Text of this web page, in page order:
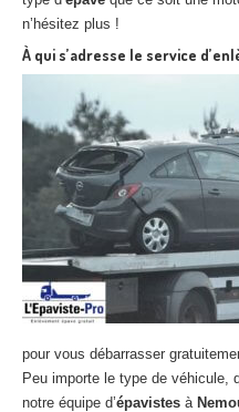
n’hésitez plus !
À qui s’adresse le service
pour vous débarrasser
Peu importe le type de véhicule,
notre équipe d’épavistes à